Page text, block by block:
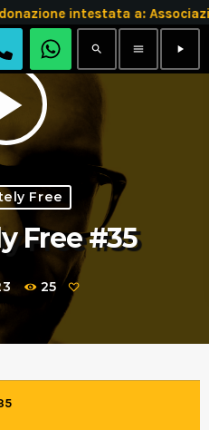
intestata a:
search menu play_arrow
Free
Free #35
25